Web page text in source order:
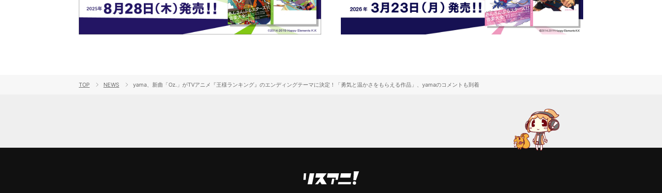
TOP NEWS yama、新曲「Oz.」がTVアニメ『王様ランキング』のエンディングテーマに決定！「勇気と温かさをもらえる作品」、yamaのコメントも到着